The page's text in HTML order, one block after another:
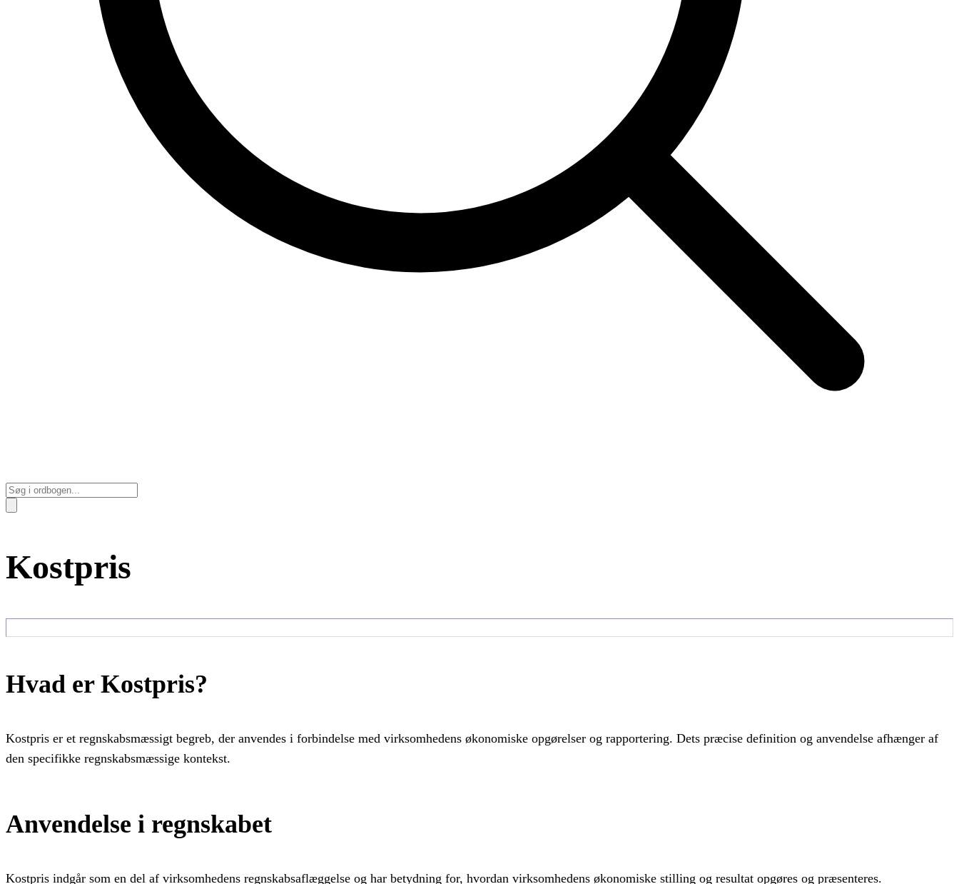
Kostpris
Hvad er Kostpris?
Kostpris er et regnskabsmæssigt begreb, der anvendes i forbindelse med virksomhedens økonomiske opgørelser og rapportering. Dets præcise definition og anvendelse afhænger af
den specifikke regnskabsmæssige kontekst.
Anvendelse i regnskabet
Kostpris indgår som en del af virksomhedens regnskabsaflæggelse og har betydning for, hvordan virksomhedens økonomiske stilling og resultat opgøres og præsenteres.